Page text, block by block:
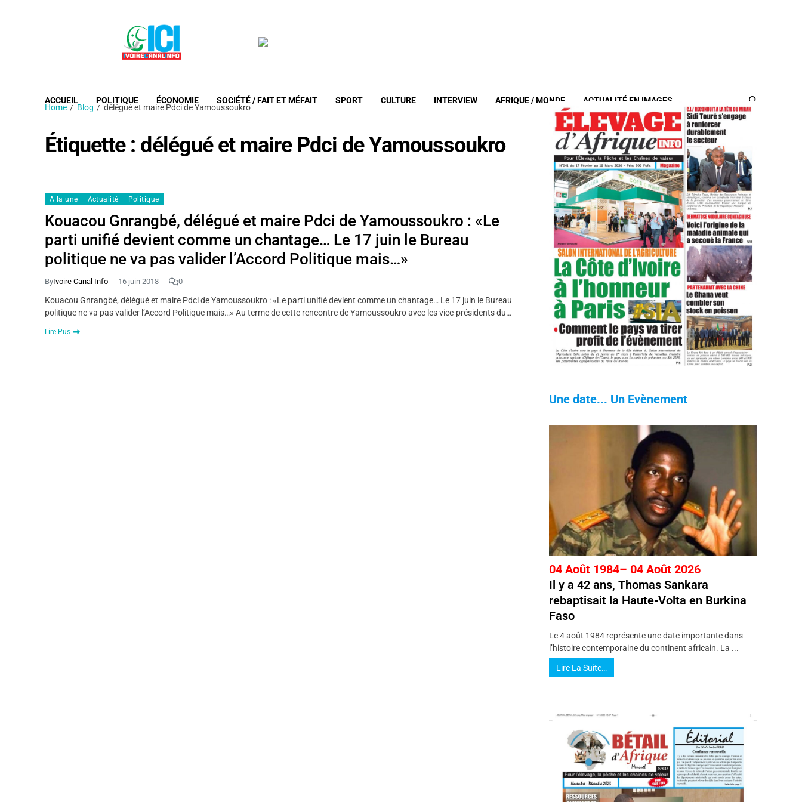
ACCUEIL POLITIQUE ÉCONOMIE SOCIÉTÉ / FAIT ET MÉFAIT SPORT CULTURE INTERVIEW AFRIQUE / MONDE ACTUALITÉ EN IMAGES
Home Blog délégué et maire Pdci de Yamoussoukro
Étiquette : délégué et maire Pdci de Yamoussoukro
A la une Actualité Politique
Kouacou Gnrangbé, délégué et maire Pdci de Yamoussoukro : «Le
parti unifié devient comme un chantage… Le 17 juin le Bureau
politique ne va pas valider l’Accord Politique mais…»
ByIvoire Canal Info 16 juin 2018 0
Kouacou Gnrangbé, délégué et maire Pdci de Yamoussoukro : «Le parti unifié devient comme un chantage… Le 17 juin le Bureau
politique ne va pas valider l’Accord Politique mais…» Au terme de cette rencontre de Yamoussoukro avec les vice-présidents du…
Lire Pus
Une date... Un Evènement
04 Août 1984– 04 Août 2026
Il y a 42 ans, Thomas Sankara
rebaptisait la Haute-Volta en Burkina
Faso
Le 4 août 1984 représente une date importante dans
l’histoire contemporaine du continent africain. La ...
Lire La Suite…